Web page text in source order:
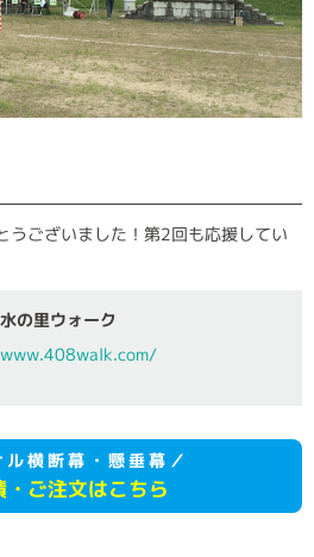
うございました！第2回も応援してい
の里ウォーク
ル横断幕・懸垂幕／
・ご注文はこちら